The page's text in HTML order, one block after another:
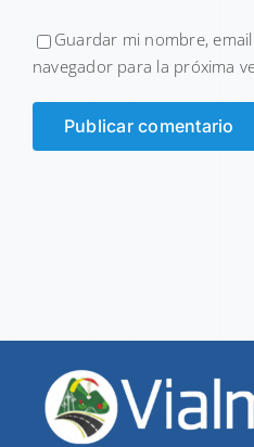
Guardar mi nombre,
navegador para la próxima